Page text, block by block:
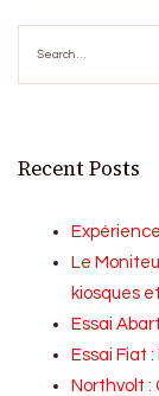
for:
Recent Posts
Le
kiosques
Essai
Essai Fiat
Northvolt :